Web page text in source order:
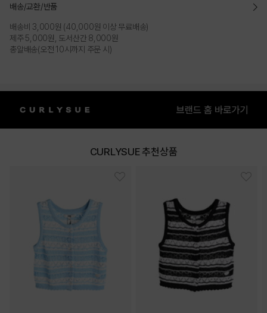
배송/교환/반품
배송비 3,000원 (40,000원 이상 무료배송)
제주 5,000원, 도서산간 8,000원
총알배송(오전 10시까지 주문 시)
CURLYSUE 추천상품